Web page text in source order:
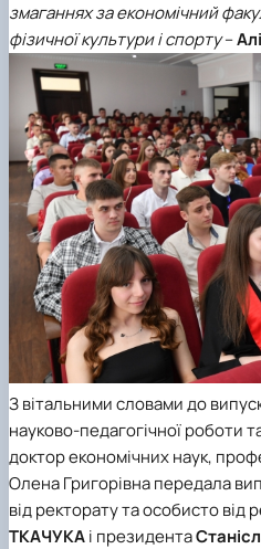
змаганнях за економічний
фізичної культури і спорту–
З вітальними словами до
науково-педагогічної роботи
доктор економічних наук,
Олена Григорівна передала
від ректорату та особисто від
ТКАЧУКАі президента